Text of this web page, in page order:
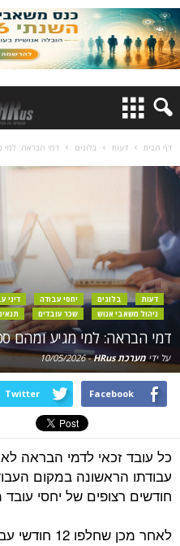
דף הבית דעות בלוגים דמי הבראה: למי
דעות בלוגים יחסי עבודה דיני
ניהול משאבי אנוש
שכר עובדים
דמי הבראה: למי מגיע ומהם
על ידי מערכת HRus -
10/05/2026
Facebook
Twitter
כל עובד זכאי לדמי הבראה
חודשים רצופים של יחסי
לאחר מכן